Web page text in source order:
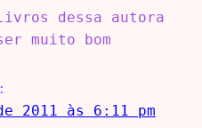
dessa autora
muito bom
2011 às 6:11 pm